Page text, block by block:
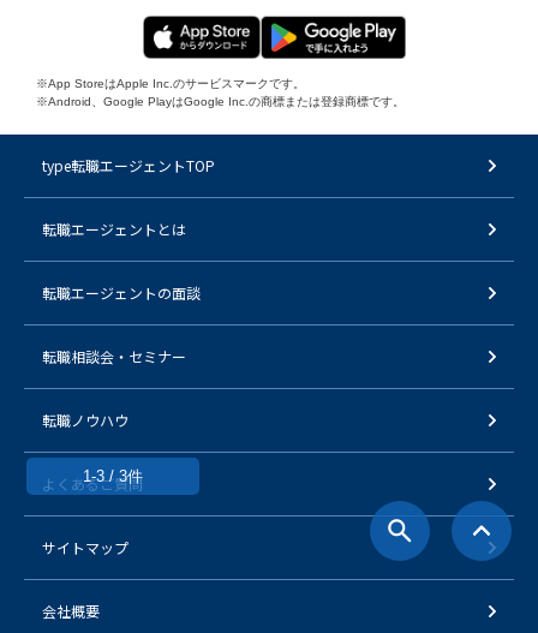
1-3 / 3件
※App StoreはApple Inc.のサービスマークです。
※Android、Google PlayはGoogle Inc.の商標または登録商標です。
type転職エージェントTOP
転職エージェントとは
転職エージェントの面談
転職相談会・セミナー
転職ノウハウ
よくあるご質問
サイトマップ
会社概要